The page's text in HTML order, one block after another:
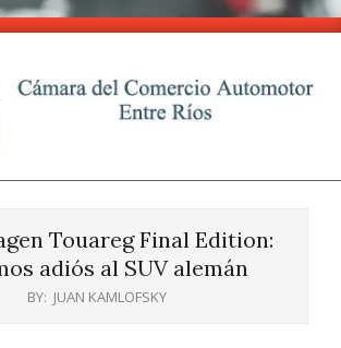
Touareg Final Edition:
adiós al SUV alemán
BY: JUAN KAMLOFSKY